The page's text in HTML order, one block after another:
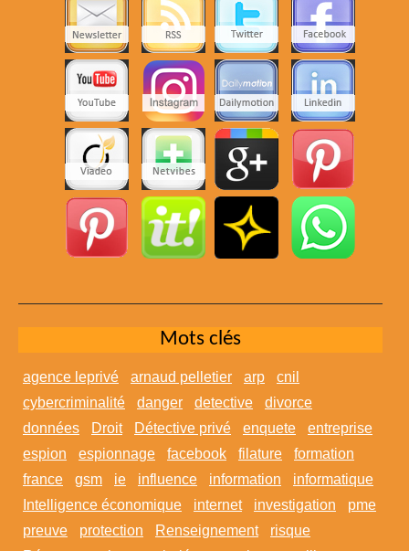
Mots clés
agence leprivé arnaud pelletier arp
cnil
cybercriminalité
danger detective
divorce
données
Droit Détective privé enquete
entreprise
espion
espionnage facebook filature
formation
france
gsm ie influence information
informatique
Intelligence économique
internet investigation
pme
preuve
protection Renseignement
risque